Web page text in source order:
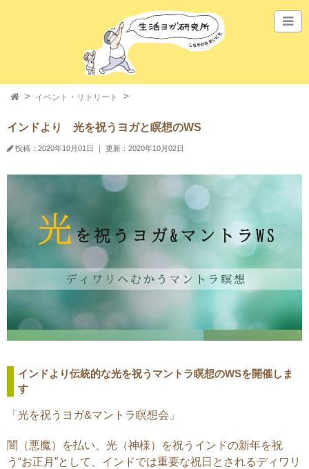
イベント・リトリート
インドより 光を祝うヨガと瞑想のWS
投稿：2020年10月01日 更新：2020年10月02日
インドより伝統的な光を祝うマントラ瞑想のWSを開催しま
す
「光を祝うヨガ&マントラ瞑想会」
闇（悪魔）を払い、光（神様）を祝うインドの新年を祝
う“お正月”として、インドでは重要な祝日とされるディワリ